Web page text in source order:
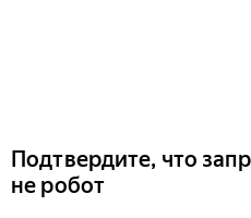
Подтвердите, что
не робот